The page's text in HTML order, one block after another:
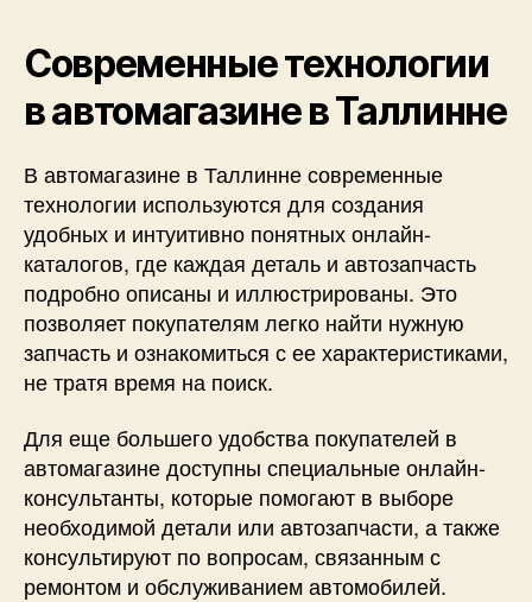
Современные технологии
в автомагазине в Таллинне
В автомагазине в Таллинне современные
технологии используются для создания
удобных и интуитивно понятных онлайн-
каталогов, где каждая деталь и автозапчасть
подробно описаны и иллюстрированы. Это
позволяет покупателям легко найти нужную
запчасть и ознакомиться с ее характеристиками,
не тратя время на поиск.
Для еще большего удобства покупателей в
автомагазине доступны специальные онлайн-
консультанты, которые помогают в выборе
необходимой детали или автозапчасти, а также
консультируют по вопросам, связанным с
ремонтом и обслуживанием автомобилей.